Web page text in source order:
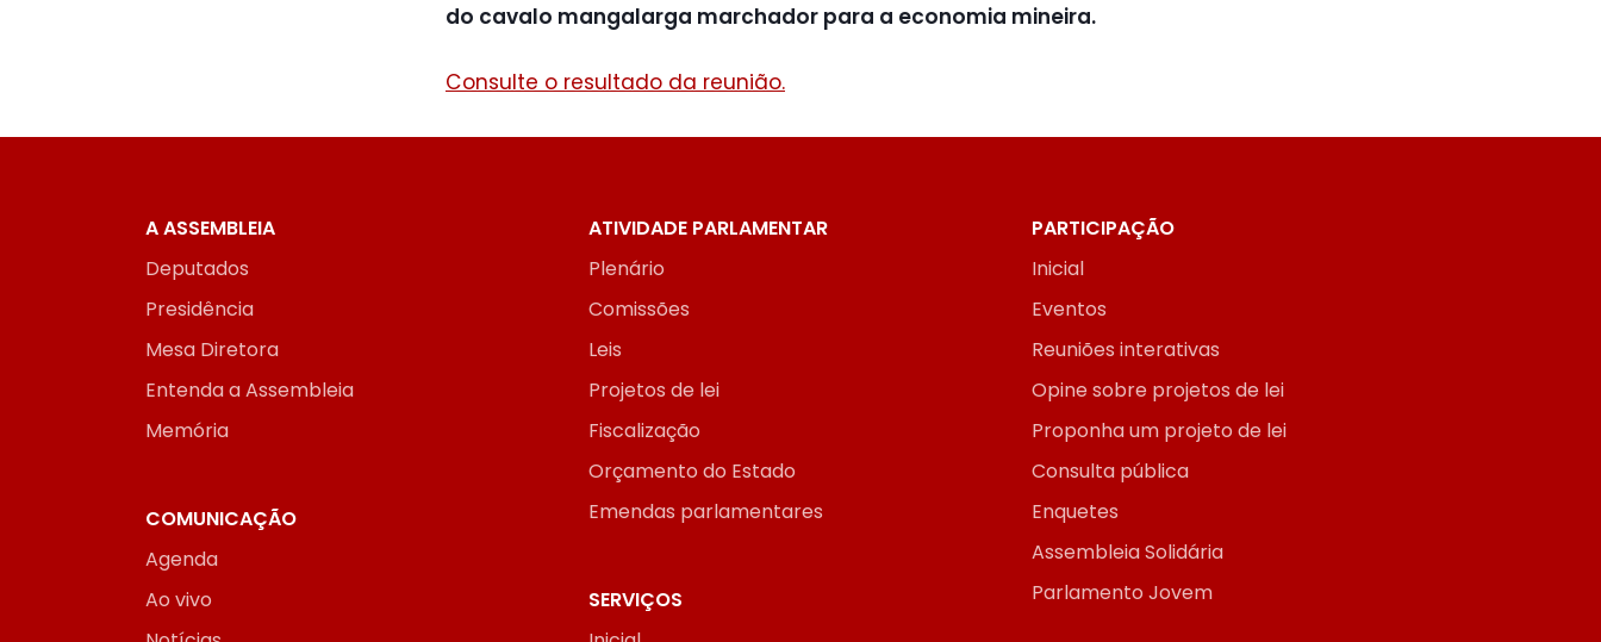
do cavalo mangalarga marchador para a economia mineira.
Consulte o resultado da reunião.
A ASSEMBLEIA
Deputados
Presidência
Mesa Diretora
Entenda a Assembleia
Memória
ATIVIDADE PARLAMENTAR
Plenário
Comissões
Leis
Projetos de lei
Fiscalização
Orçamento do Estado
Emendas parlamentares
PARTICIPAÇÃO
Inicial
Eventos
Reuniões interativas
Opine sobre projetos de lei
Proponha um projeto de lei
Consulta pública
Enquetes
Assembleia Solidária
Parlamento Jovem
COMUNICAÇÃO
Agenda
Ao vivo
SERVIÇOS